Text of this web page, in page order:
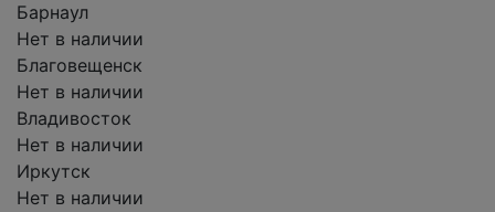
Барнаул
Нет в наличии
Благовещенск
Нет в наличии
Владивосток
Нет в наличии
Иркутск
Нет в наличии